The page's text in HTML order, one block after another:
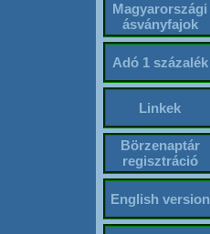
Magyarországi
ásványfajok
Adó 1 százalék
Linkek
Börzenaptár
regisztráció
English version